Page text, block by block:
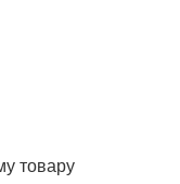
товару